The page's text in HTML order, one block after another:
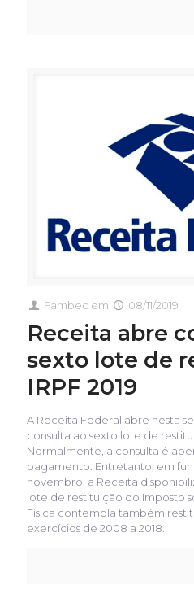
Fambec em 08/11/2019
Receita abre
sexto lote de
IRPF 2019
A Receita Federal abre nesta
consulta ao sexto lote de
Normalmente, a consulta é
pagamento. Entretanto, em
novembro, a Receita
lote de restituição do Imposto
Física contempla também
exercícios de 2008 a 2018.